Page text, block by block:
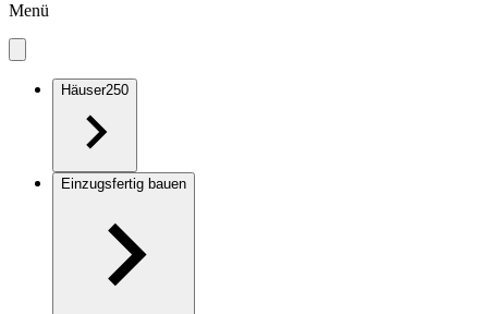
Menü
Häuser250
Einzugsfertig bauen